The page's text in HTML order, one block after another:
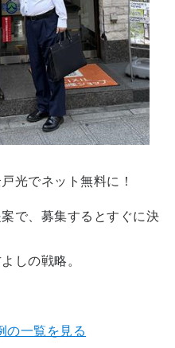
光でネット無料に！
で、募集するとすぐに決
しの戦略。
の一覧を見る